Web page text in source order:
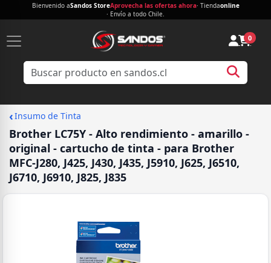
Bienvenido aSandos StoreAprovecha las ofertas ahora· Tiendaonline
· Envío a todo Chile.
0
‹Insumo de Tinta
Brother LC75Y - Alto rendimiento - amarillo -
original - cartucho de tinta - para Brother
MFC-J280, J425, J430, J435, J5910, J625, J6510,
J6710, J6910, J825, J835